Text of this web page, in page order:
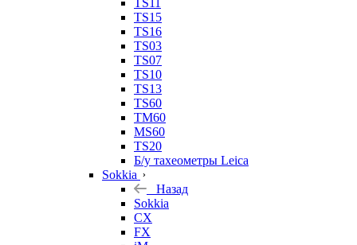
TS11
TS15
TS16
TS03
TS07
TS10
TS13
TS60
TM60
MS60
TS20
Б/у тахеометры Leica
Sokkia
Назад
Sokkia
CX
FX